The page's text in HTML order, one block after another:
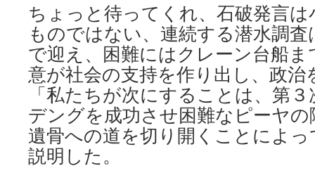
ちょっと待ってくれ、石破発言
ものではない、連続する潜水調
で迎え、困難にはクレーン台船
意が社会の支持を作り出し、政
「私たちが次にすることは、第
デングを成功させ困難なピーヤ
遺骨への道を切り開くことによ
説明した。